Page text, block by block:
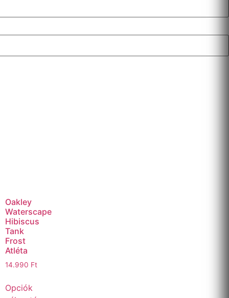
Oakley
Waterscape
Hibiscus
Tank
Frost
Atléta
14.990 Ft
Opciók